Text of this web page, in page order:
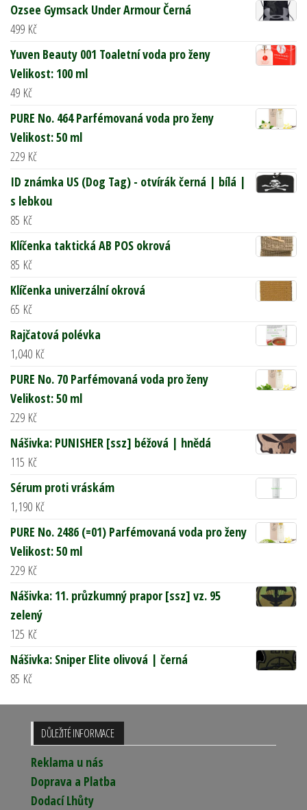
Ozsee Gymsack Under Armour Černá
499 Kč
Yuven Beauty 001 Toaletní voda pro ženy
Velikost: 100 ml
49 Kč
PURE No. 464 Parfémovaná voda pro ženy
Velikost: 50 ml
229 Kč
ID známka US (Dog Tag) - otvírák černá | bílá |
s lebkou
85 Kč
Klíčenka taktická AB POS okrová
85 Kč
Klíčenka univerzální okrová
65 Kč
Rajčatová polévka
1,040 Kč
PURE No. 70 Parfémovaná voda pro ženy
Velikost: 50 ml
229 Kč
Nášivka: PUNISHER [ssz] béžová | hnědá
115 Kč
Sérum proti vráskám
1,190 Kč
PURE No. 2486 (=01) Parfémovaná voda pro ženy
Velikost: 50 ml
229 Kč
Nášivka: 11. průzkumný prapor [ssz] vz. 95
zelený
125 Kč
Nášivka: Sniper Elite olivová | černá
85 Kč
DŮLEŽITÉ INFORMACE
Reklama u nás
Doprava a Platba
Dodací Lhůty